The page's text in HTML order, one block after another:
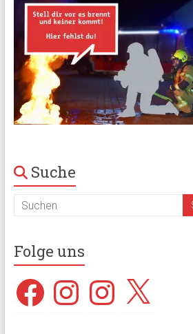
Suche
Folge uns
FacebookInstagramInstagram
X